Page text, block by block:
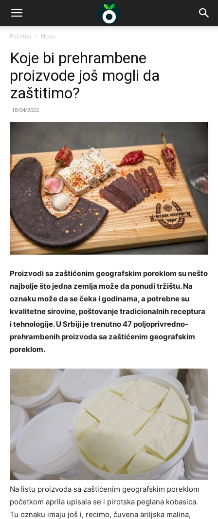
Početna Novo
Koje bi prehrambene
proizvode još mogli da
zaštitimo?
18/04/2022
Proizvodi sa zaštićenim geografskim poreklom su nešto
najbolje što jedna zemlja može da ponudi tržištu. Na
oznaku može da se čeka i godinama, a potrebne su
kvalitetne sirovine, poštovanje tradicionalnih receptura
i tehnologije. U Srbiji je trenutno 47 poljoprivredno-
prehrambenih proizvoda sa zaštićenim geografskim
poreklom.
Na listu proizvoda sa zaštićenim geografskim poreklom
početkom aprila upisala se i pirotska peglana kobasica.
Tu oznaku imaju još i, recimo, čuvena ariljska malina,